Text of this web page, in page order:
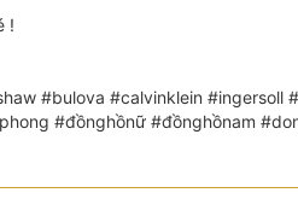
!
#bulova #calvinklein #ingersoll
#đồnghồnữ #đồnghồnam